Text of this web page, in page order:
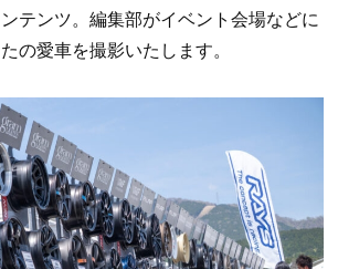
テンツ。編集部がイベント会場などに
の愛車を撮影いたします。